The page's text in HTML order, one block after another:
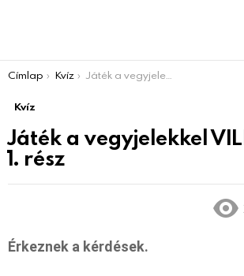
You are here:
Címlap Kvíz Játék a vegyjelekkel VILLÁMKVÍZ 1. rész
Kvíz
Játék a vegyjelekkel
1. rész
Érkeznek a kérdések.